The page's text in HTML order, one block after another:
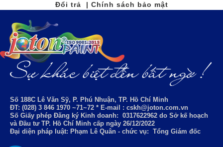
Đổi trả | Chính sách bảo mật
Số 188C Lê Văn Sỹ, P. Phú Nhuận, TP. Hồ Chí Minh
ĐT: (028) 3 846 1970 ~71~72 * E-mail : cskh@joton.com.vn
Số Giấy phép Đăng ký Kinh doanh: 0317622962 do Sở kế hoạch
và Đầu tư TP. Hồ Chí Minh cấp ngày 26/12/2022
Đại diện pháp luật: Phạm Lê Quân - chức vụ: Tổng Giám đốc